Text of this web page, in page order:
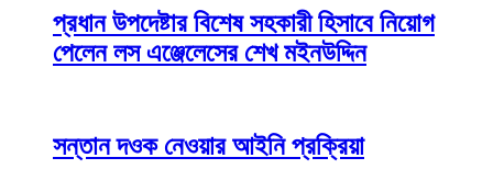
প্রধান উপদেষ্টার বিশেষ সহকারী হিসাবে নিয়োগ
পেলেন লস এঞ্জেলেসের শেখ মইনউদ্দিন
সন্তান দওক নেওয়ার আইনি প্রক্রিয়া